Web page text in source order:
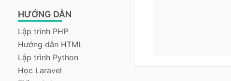
HƯỚNG DẪN
Lập trình PHP
Hướng dẫn HTML
Lập trình Python
Học Laravel